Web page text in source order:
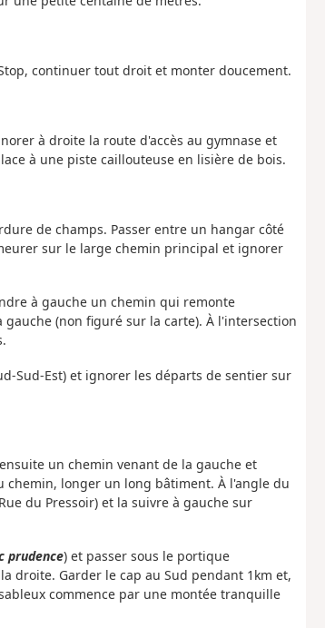
continuer tout droit et monter doucement.
à droite la route d'accès au gymnase et
à une piste caillouteuse en lisière de bois.
de champs. Passer entre un hangar côté
sur le large chemin principal et ignorer
à gauche un chemin qui remonte
(non figuré sur la carte). À l'intersection
Sud-Est) et ignorer les départs de sentier sur
un chemin venant de la gauche et
chemin, longer un long bâtiment. À l'angle du
du Pressoir) et la suivre à gauche sur
prudence) et passer sous le portique
droite. Garder le cap au Sud pendant 1km et,
commence par une montée tranquille